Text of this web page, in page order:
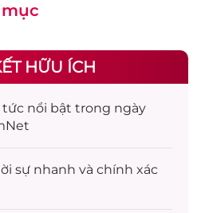
HỮU ÍCH
tức nổi bật trong ngày
sự nhanh và chính xác